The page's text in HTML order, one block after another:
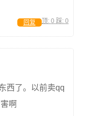
顶: 0 踩: 0
回复
西了。以前卖qq
啊